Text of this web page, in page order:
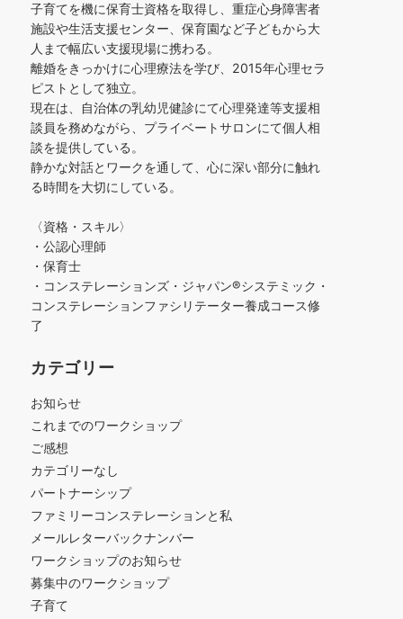
子育てを機に保育士資格を取得し、重症心身障害者
施設や生活支援センター、保育園など子どもから大
人まで幅広い支援現場に携わる。
離婚をきっかけに心理療法を学び、2015年心理セラ
ピストとして独立。
現在は、自治体の乳幼児健診にて心理発達等支援相
談員を務めながら、プライベートサロンにて個人相
談を提供している。
静かな対話とワークを通して、心に深い部分に触れ
る時間を大切にしている。
〈資格・スキル〉
・公認心理師
・保育士
・コンステレーションズ・ジャパン®︎システミック・
コンステレーションファシリテーター養成コース修
了
カテゴリー
お知らせ
これまでのワークショップ
ご感想
カテゴリーなし
パートナーシップ
ファミリーコンステレーションと私
メールレターバックナンバー
ワークショップのお知らせ
募集中のワークショップ
子育て